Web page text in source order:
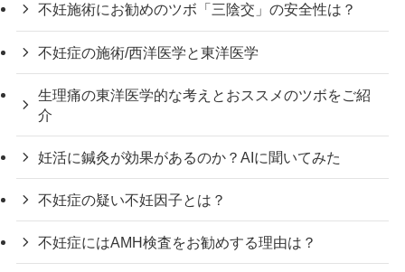
不妊施術にお勧めのツボ「三陰交」の安全性は？
不妊症の施術/西洋医学と東洋医学
生理痛の東洋医学的な考えとおススメのツボをご紹
介
妊活に鍼灸が効果があるのか？AIに聞いてみた
不妊症の疑い不妊因子とは？
不妊症にはAMH検査をお勧めする理由は？